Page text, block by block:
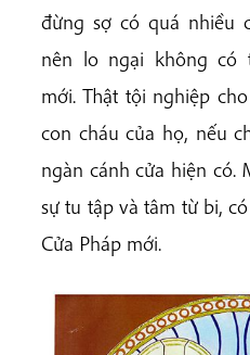
đừng sợ có quá nhiều
nên lo ngại không có
mới. Thật tội nghiệp
con cháu của họ, nếu
ngàn cánh cửa hiện có.
sự tu tập và tâm từ bi,
Cửa Pháp mới.